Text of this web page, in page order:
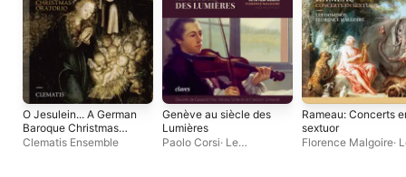
O Jesulein... A German
Baroque Christmas
Oratorio
Clematis Ensemble
Genève au siècle des
Lumières
Paolo Corsi· Le
Rameau: Concerts
sextuor
Florence Malgoire·